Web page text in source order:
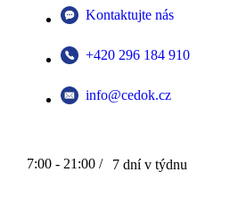
Kontaktujte nás
+420 296 184 910
info@cedok.cz
7:00 - 21:00 / 7 dní v týdnu